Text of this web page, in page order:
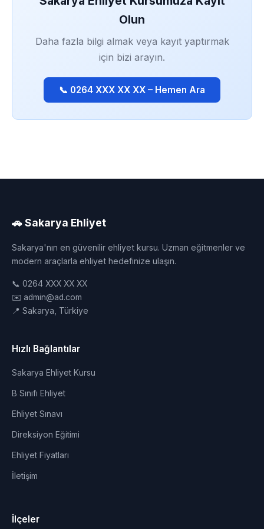
Olun
Daha fazla bilgi almak veya kayıt yaptırmak
için bizi arayın.
📞 0264 XXX XX XX – Hemen Ara
🚗 Sakarya Ehliyet
Sakarya'nın en güvenilir ehliyet kursu. Uzman eğitmenler ve
modern araçlarla ehliyet hedefinize ulaşın.
📞 0264 XXX XX XX
✉️ admin@ad.com
📍 Sakarya, Türkiye
Hızlı Bağlantılar
Sakarya Ehliyet Kursu
B Sınıfı Ehliyet
Ehliyet Sınavı
Direksiyon Eğitimi
Ehliyet Fiyatları
İletişim
İlçeler